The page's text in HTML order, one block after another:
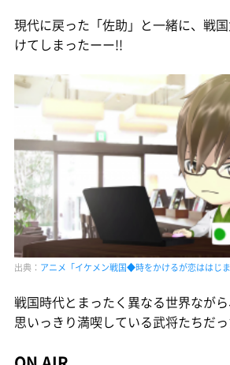
現代に戻った「佐助」と一緒に、戦
けてしまったーー!!
出典： アニメ「イケメン戦国◆時をかけるが恋ははじま
戦国時代とまったく異なる世界ながら
思いっきり満喫している武将たちだ